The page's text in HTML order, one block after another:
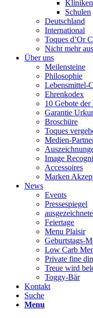
Kliniken
Schulen
Deutschland
International
Toques d’Or
Nicht mehr
Über uns
Meilensteine
Philosophie
Lebensmittel-
Ehrenkodex
10 Gebote
Garantie
Broschüre
Toques
Medien-
Image
Accessoires
Marken
News
Events
Pressespiegel
Feiertage
Menu Plaisir
Geburtstags-
Low Carb
Private fine
Treue wird
Toggy-Bär
Kontakt
Suche
Menu